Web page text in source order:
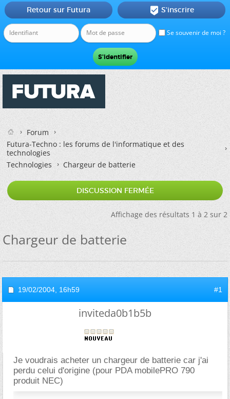
Se souvenir de moi ?
Retour sur Futura  S'inscrire
Forum
Futura-Techno : les forums de l'informatique et des
technologies
Technologies
Chargeur de batterie
DISCUSSION FERMÉE
Affichage des résultats 1 à 2 sur 2
Chargeur de batterie
19/02/2004, 16h59 #1
inviteda0b1b5b
Je voudrais acheter un chargeur de batterie car j'ai
perdu celui d'origine (pour PDA mobilePRO 790
produit NEC)